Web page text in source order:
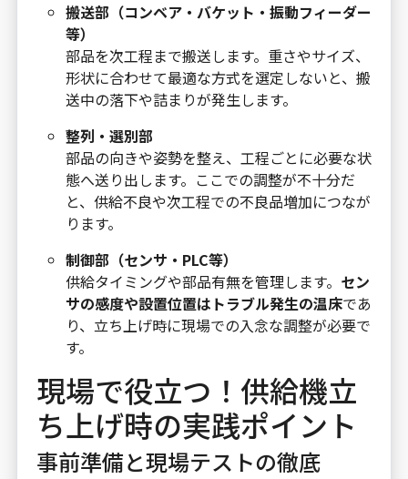
搬送部（コンベア・バケット・振動フィーダー
等）
部品を次工程まで搬送します。重さやサイズ、
形状に合わせて最適な方式を選定しないと、搬
送中の落下や詰まりが発生します。
整列・選別部
部品の向きや姿勢を整え、工程ごとに必要な状
態へ送り出します。ここでの調整が不十分だ
と、供給不良や次工程での不良品増加につなが
ります。
制御部（センサ・PLC等）
供給タイミングや部品有無を管理します。 セン
サの感度や設置位置はトラブル発生の温床であ
り、立ち上げ時に現場での入念な調整が必要で
す。
現場で役立つ！供給機立
ち上げ時の実践ポイント
事前準備と現場テストの徹底